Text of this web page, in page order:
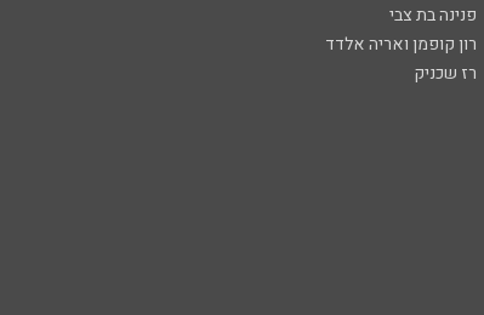
פנינה בת צבי
רון קופמן ואריה אלדד
רז שכניק